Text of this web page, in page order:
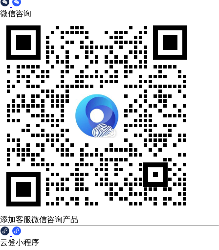
微信咨询
添加客服微信咨询产品
云登小程序